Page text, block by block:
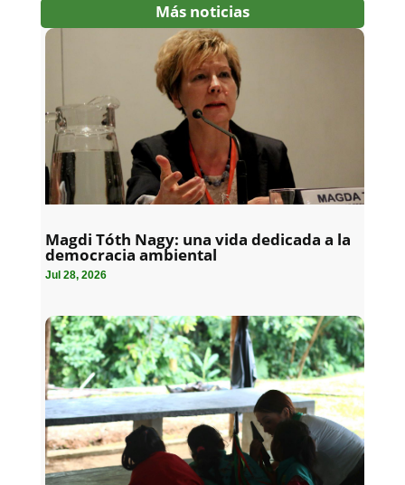
Más noticias
Magdi Tóth Nagy: una vida dedicada a la
democracia ambiental
Jul 28, 2026